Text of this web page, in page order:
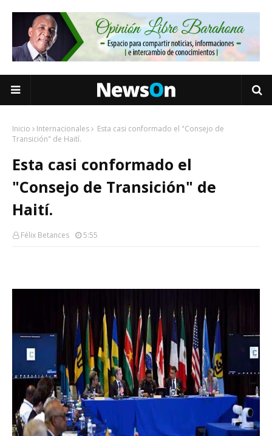
Inicio Internacionales
Esta casi conformado el "Consejo de
Transición" de Haití.
Esta casi conformado el
"Consejo de Transición" de
Haití.
Félix Betances 5:55